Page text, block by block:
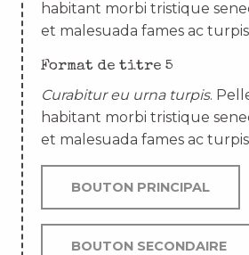
habitant morbi tristique
et malesuada fames ac
Format de titre 5
Curabitur eu urna turpis.
habitant morbi tristique
et malesuada fames ac
BOUTON PRINCIPAL
BOUTON SECONDAIRE